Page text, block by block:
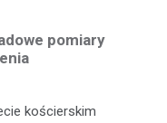
pomiary
kościerskim